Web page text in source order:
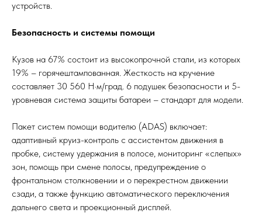
устройств.
Безопасность и системы помощи
Кузов на 67% состоит из высокопрочной стали, из которых
19% – горячештампованная. Жесткость на кручение
составляет 30 560 Н·м/град. 6 подушек безопасности и 5-
уровневая система защиты батареи – стандарт для модели.
Пакет систем помощи водителю (ADAS) включает:
адаптивный круиз-контроль с ассистентом движения в
пробке, систему удержания в полосе, мониторинг «слепых»
зон, помощь при смене полосы, предупреждение о
фронтальном столкновении и о перекрестном движении
сзади, а также функцию автоматического переключения
дальнего света и проекционный дисплей.